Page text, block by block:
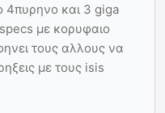
4πυρηνο και 3 giga
με κορυφαιο
τους αλλους να
με τους isis